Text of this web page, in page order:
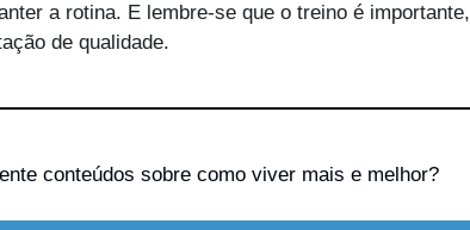
a rotina. E lembre-se que o treino é importante,
de qualidade.
conteúdos sobre como viver mais e melhor?